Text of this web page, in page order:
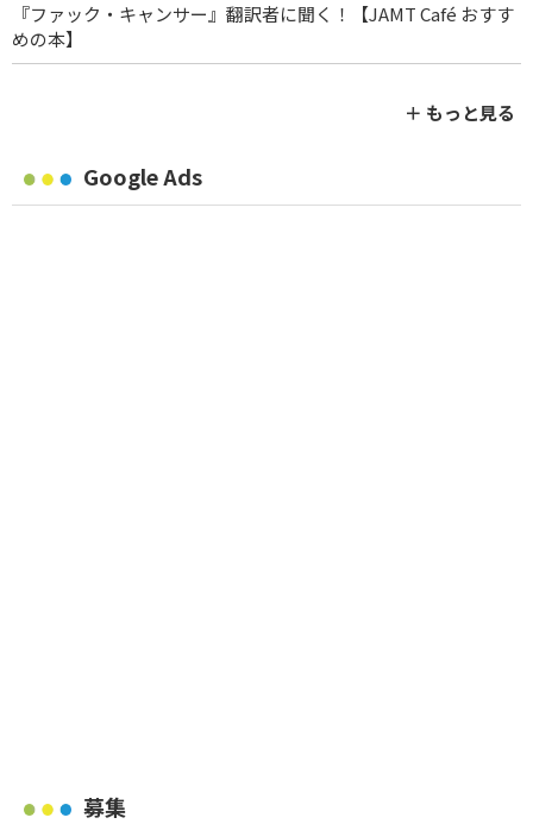
『ファック・キャンサー』翻訳者に聞く！【JAMT Café おすす
めの本】
＋ もっと見る
Google Ads
募集